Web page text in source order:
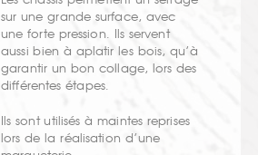
sur une grande surface, avec
une forte pression. Ils servent
aussi bien à aplatir les bois, qu’à
garantir un bon collage, lors des
différentes étapes.
Ils sont utilisés à maintes reprises
lors de la réalisation d’une